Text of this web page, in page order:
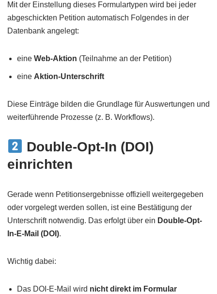
Mit der Einstellung dieses Formulartypen wird bei jeder
abgeschickten Petition automatisch Folgendes in der
Datenbank angelegt:
eine Web-Aktion (Teilnahme an der Petition)
eine Aktion-Unterschrift
Diese Einträge bilden die Grundlage für Auswertungen und
weiterführende Prozesse (z. B. Workflows).
Double-Opt-In (DOI)
einrichten
Gerade wenn Petitionsergebnisse offiziell weitergegeben
oder vorgelegt werden sollen, ist eine Bestätigung der
Unterschrift notwendig. Das erfolgt über ein Double-Opt-
In-E-Mail (DOI).
Wichtig dabei:
Das DOI-E-Mail wird nicht direkt im Formular